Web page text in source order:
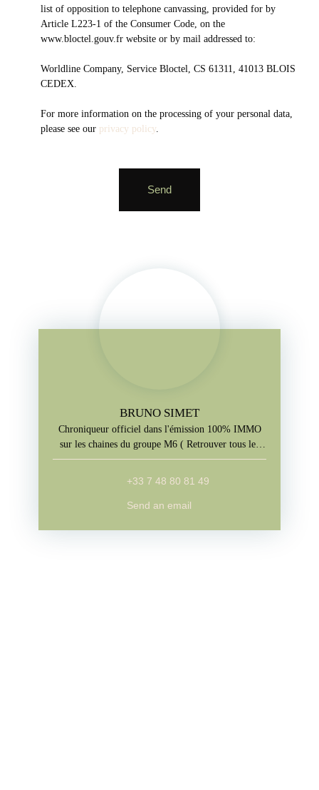
list of opposition to telephone canvassing, provided for by
Article L223-1 of the Consumer Code, on the
www.bloctel.gouv.fr website or by mail addressed to:
Worldline Company, Service Bloctel, CS 61311, 41013 BLOIS
CEDEX.
For more information on the processing of your personal data,
please see our privacy policy
Send
BRUNO SIMET
Chroniqueur officiel dans l'émission 100% IMMO
sur les chaines du groupe M6 ( Retrouver tous les
jours l'emission sur M6+, W9, Paris Première, téva)
+33 7 48 80 81 49
Send an email